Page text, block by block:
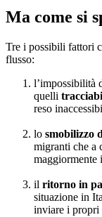
Ma come si
Tre i possibili fattori
flusso:
l’impossibilità
quelli
reso
lo smobilizzo
migranti che a
maggiormente
il ritorno in
situazione in
inviare i propri